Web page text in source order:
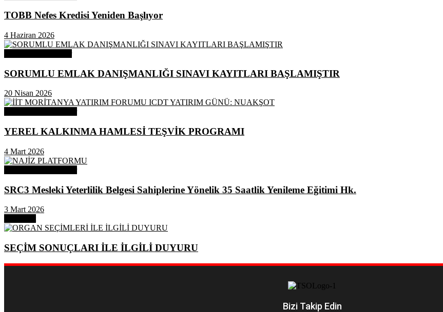
TOBB Nefes Kredisi Yeniden Başlıyor
4 Haziran 2026
SORUMLU EMLAK DANIŞMANLIĞI SINAVI KAYITLARI BAŞLAMIŞTIR
20 Nisan 2026
YEREL KALKINMA HAMLESİ TEŞVİK PROGRAMI
4 Mart 2026
SRC3 Mesleki Yeterlilik Belgesi Sahiplerine Yönelik 35 Saatlik Yenileme Eğitimi Hk.
3 Mart 2026
SEÇİM SONUÇLARI İLE İLGİLİ DUYURU
Bizi Takip Edin